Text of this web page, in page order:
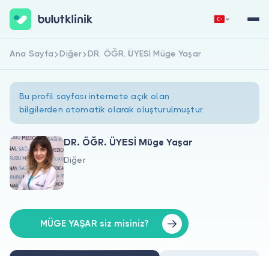
Hakkımızda
Doktorlar için
Hemen Kaydol Giriş Yap
Ana Sayfa Diğer DR. ÖĞR. ÜYESİ Müge Yaşar
Bu profil sayfası internete açık olan
bilgilerden otomatik olarak oluşturulmuştur.
DR. ÖĞR. ÜYESİ Müge Yaşar
Diğer
MÜGE YAŞAR siz misiniz?